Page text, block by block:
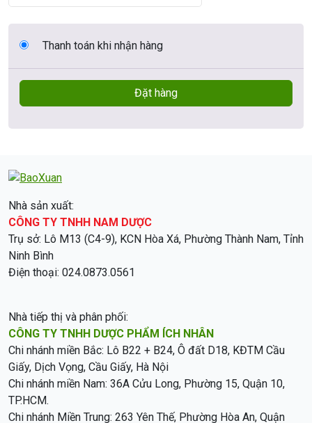
Thanh toán khi nhận hàng
Đặt hàng
Nhà sản xuất:
CÔNG TY TNHH NAM DƯỢC
Trụ sở: Lô M13 (C4-9), KCN Hòa Xá, Phường Thành Nam, Tỉnh
Ninh Bình
Điện thoại: 024.0873.0561
Nhà tiếp thị và phân phối:
CÔNG TY TNHH DƯỢC PHẨM ÍCH NHÂN
Chi nhánh miền Bắc: Lô B22 + B24, Ô đất D18, KĐTM Cầu
Giấy, Dịch Vọng, Cầu Giấy, Hà Nội
Chi nhánh miền Nam: 36A Cửu Long, Phường 15, Quận 10,
TP.HCM.
Chi nhánh Miền Trung: 263 Yên Thế, Phường Hòa An, Quận